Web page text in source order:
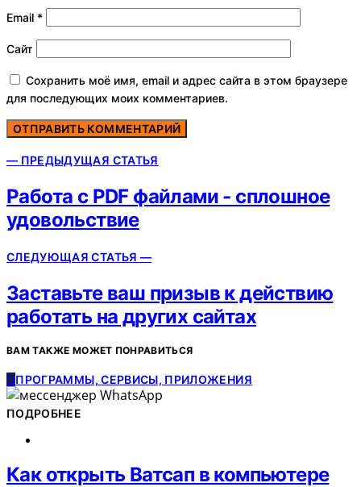
Email *
Сайт
Сохранить моё имя, email и адрес сайта в этом браузере
для последующих моих комментариев.
— ПРЕДЫДУЩАЯ СТАТЬЯ
Работа с PDF файлами - сплошное
удовольствие
СЛЕДУЮЩАЯ СТАТЬЯ —
Заставьте ваш призыв к действию
работать на других сайтах
ВАМ ТАКЖЕ МОЖЕТ ПОНРАВИТЬСЯ
ППРОГРАММЫ, СЕРВИСЫ, ПРИЛОЖЕНИЯ
ПОДРОБНЕЕ
Как открыть Ватсап в компьютере